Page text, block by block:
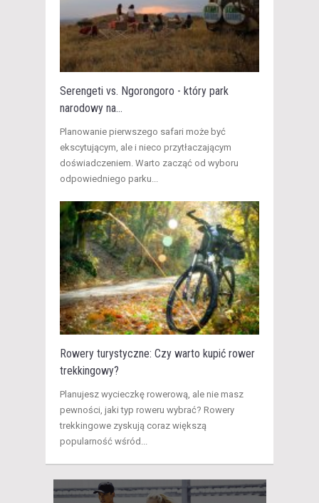
Serengeti vs. Ngorongoro - który park
narodowy na...
Planowanie pierwszego safari może być
ekscytującym, ale i nieco przytłaczającym
doświadczeniem. Warto zacząć od wyboru
odpowiedniego parku...
Rowery turystyczne: Czy warto kupić rower
trekkingowy?
Planujesz wycieczkę rowerową, ale nie masz
pewności, jaki typ roweru wybrać? Rowery
trekkingowe zyskują coraz większą
popularność wśród...